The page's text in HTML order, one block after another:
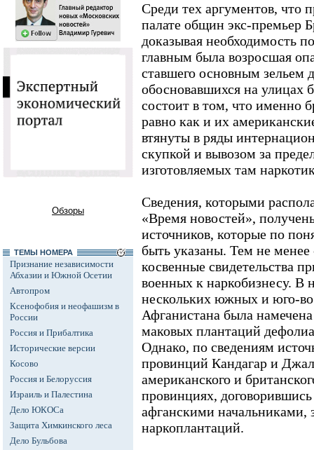
Обзоры
ТЕМЫ НОМЕРА
Признание независимости
Абхазии и Южной Осетии
Автопром
Ксенофобия и неофашизм в
России
Россия и Прибалтика
Исторические версии
Косово
Россия и Белоруссия
Израиль и Палестина
Дело ЮКОСа
Защита Химкинского леса
Дело Бульбова
Среди тех аргументов, что
палате общин экс-премьер
доказывая необходимость
главным была возросшая
ставшего основным зельем
обосновавшихся на улицах
состоит в том, что именно
равно как и их
втянуты в ряды
скупкой и вывозом за
изготовляемых там
Сведения, которыми
«Время новостей»,
источников, которые по
быть указаны. Тем не
косвенные свидетельства
военных к наркобизнесу. В
нескольких южных и юго-
Афганистана была
маковых плантаций
Однако, по сведениям
провинций Кандагар и
американского и
провинциях,
афганскими начальниками,
наркоплантаций.